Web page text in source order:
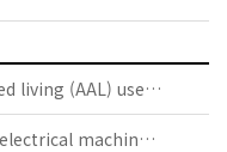
IEC TS 63134:2020 - Active assisted living (AAL) use cases
IEC 60034-5:2020 RLV - Rotating electrical machines - Part 5: Degrees of protection provided by the integral design of rotating electrical machines (IP code) - Classification